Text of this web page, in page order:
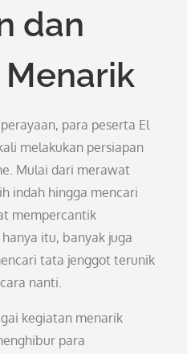
dan
para peserta El
melakukan persiapan
Mulai dari merawat
indah hingga mencari
mempercantik
itu, banyak juga
tata jenggot terunik
nanti.
kegiatan menarik
para